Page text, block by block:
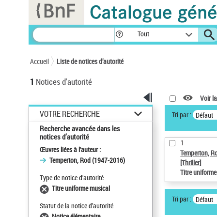
Tout
Accueil Liste de notices d’autorité
1 Notices d'autorité
VOTRE RECHERCHE
Recherche avancée dans les
notices d’autorité
Œuvres liées à l'auteur :
Temperton, Rod (1947-2016)
Type de notice d'autorité
Titre uniforme musical
Statut de la notice d’autorité
Voir
Tri par : Défaut
1
Temperton,
[Thriller]
Titre
Tri par : Défaut
Panneau de gestion des cookies